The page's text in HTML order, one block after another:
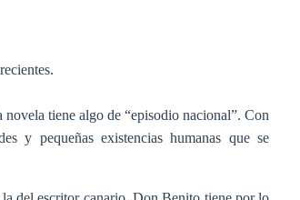
tiene algo de “episodio nacional”. Con
y pequeñas existencias humanas que se